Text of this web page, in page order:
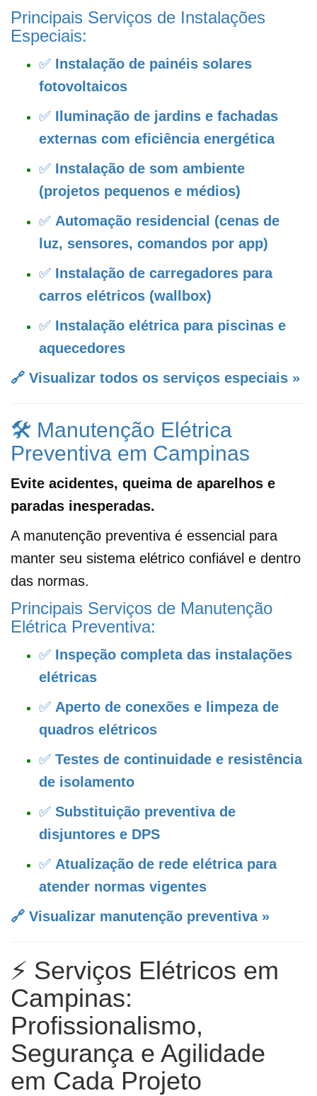
Principais Serviços de Instalações
Especiais:
✅ Instalação de painéis solares
fotovoltaicos
✅ Iluminação de jardins e fachadas
externas com eficiência energética
✅ Instalação de som ambiente
(projetos pequenos e médios)
✅ Automação residencial (cenas de
luz, sensores, comandos por app)
✅ Instalação de carregadores para
carros elétricos (wallbox)
✅ Instalação elétrica para piscinas e
aquecedores
🔗 Visualizar todos os serviços especiais »
🛠️ Manutenção Elétrica
Preventiva em Campinas
Evite acidentes, queima de aparelhos e
paradas inesperadas.
A manutenção preventiva é essencial para
manter seu sistema elétrico confiável e dentro
das normas.
Principais Serviços de Manutenção
Elétrica Preventiva:
✅ Inspeção completa das instalações
elétricas
✅ Aperto de conexões e limpeza de
quadros elétricos
✅ Testes de continuidade e resistência
de isolamento
✅ Substituição preventiva de
disjuntores e DPS
✅ Atualização de rede elétrica para
atender normas vigentes
🔗 Visualizar manutenção preventiva »
⚡ Serviços Elétricos em
Campinas:
Profissionalismo,
Segurança e Agilidade
em Cada Projeto